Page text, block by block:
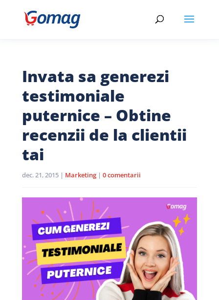
Invata sa generezi
testimoniale
puternice – Obtine
recenzii de la clientii
tai
dec. 21, 2015| Marketing| 0 comentarii